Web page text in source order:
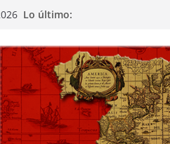
Lo último: